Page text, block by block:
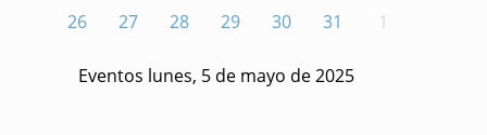
26
27 28 29 30 31 1
Eventos lunes, 5 de mayo de 2025